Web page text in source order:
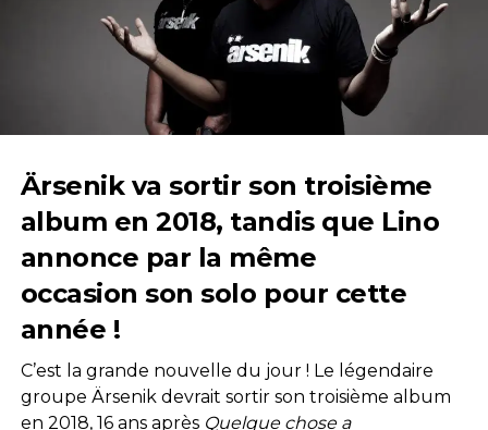
Ärsenik va sortir son troisième
album en 2018, tandis que Lino
annonce par la même
occasion son solo pour cette
année !
C’est la grande nouvelle du jour ! Le légendaire
groupe Ärsenik devrait sortir son troisième album
en 2018, 16 ans après Quelque chose a